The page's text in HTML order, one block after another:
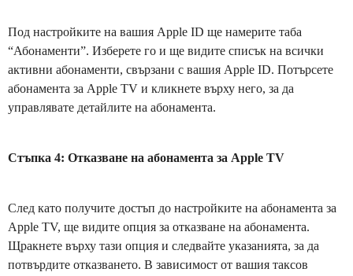
Под настройките на вашия Apple ID ще намерите таба
“Абонаменти”. Изберете го и ще видите списък на всички
активни абонаменти, свързани с вашия Apple ID. Потърсете
абонамента за Apple TV и кликнете върху него, за да
управлявате детайлите на абонамента.
Стъпка 4: Отказване на абонамента за Apple TV
След като получите достъп до настройките на абонамента за
Apple TV, ще видите опция за отказване на абонамента.
Щракнете върху тази опция и следвайте указанията, за да
потвърдите отказването. В зависимост от вашия таксов